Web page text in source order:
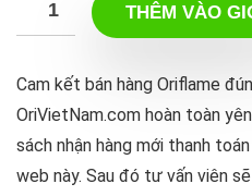
THÊM VÀO
Cam kết bán hàng Oriflame
OriVietNam.com hoàn toàn
sách nhận hàng mới thanh
web này. Sau đó tư vấn viên